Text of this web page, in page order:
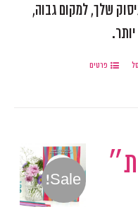
שלך, למקום גבוה,
פרטים
Sale!